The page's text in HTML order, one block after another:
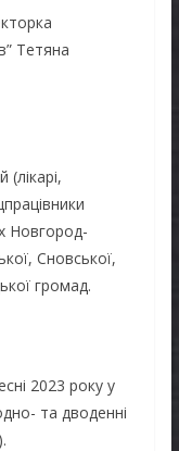
Тетяна
Новгород-
Сновської,
громад.
2023 року у
та дводенні